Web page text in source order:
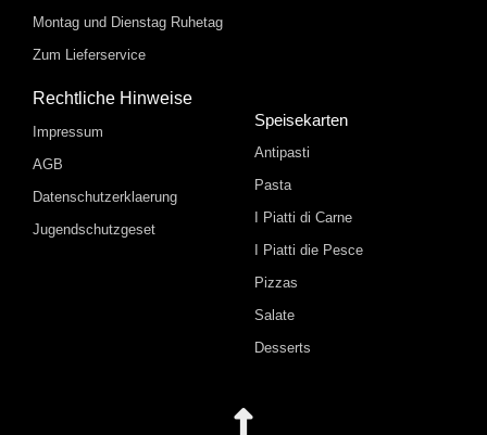
Montag und Dienstag Ruhetag
Zum Lieferservice
Rechtliche Hinweise
Impressum
AGB
Datenschutzerklaerung
Jugendschutzgeset
Speisekarten
Antipasti
Pasta
I Piatti di Carne
I Piatti die Pesce
Pizzas
Salate
Desserts